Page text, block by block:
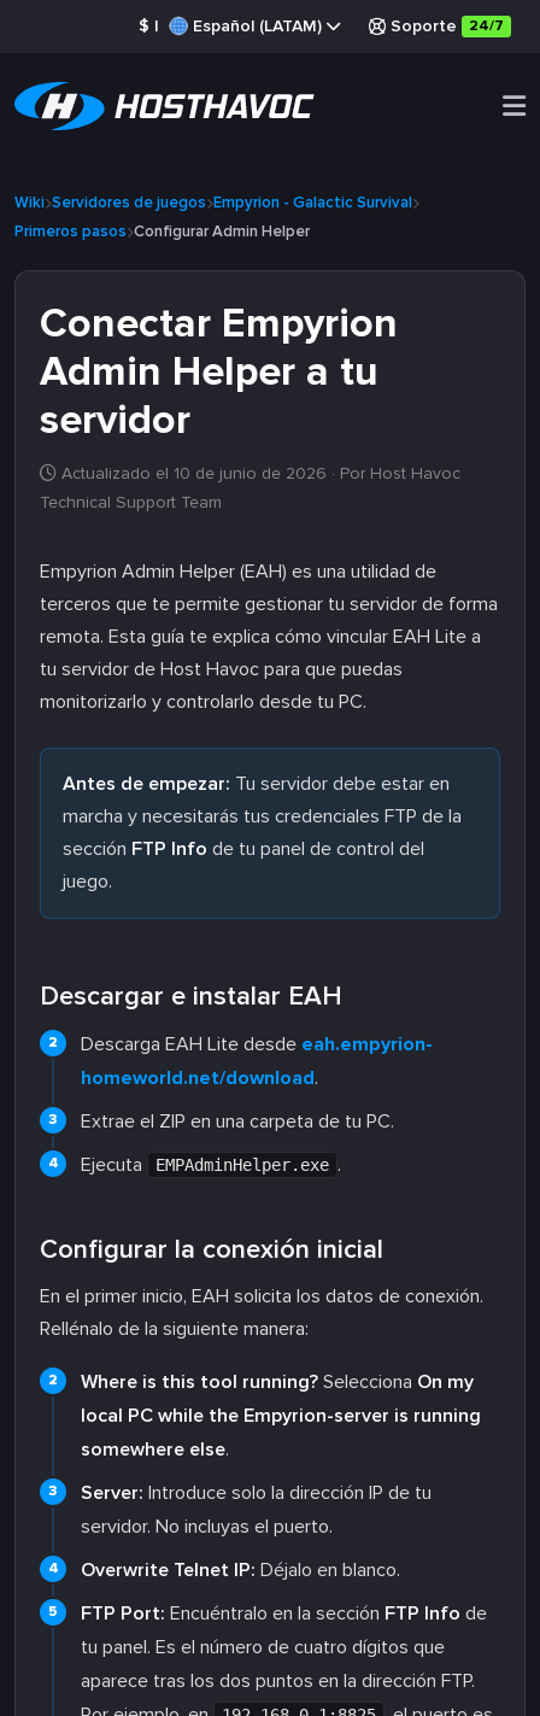
$ | Español (LATAM) Soporte 24/7
Wiki Servidores de juegos Empyrion - Galactic Survival
Primeros pasos Configurar Admin Helper
Conectar Empyrion
Admin Helper a tu
servidor
Actualizado el 10 de junio de 2026 · Por Host Havoc
Technical Support Team
Empyrion Admin Helper (EAH) es una utilidad de
terceros que te permite gestionar tu servidor de forma
remota. Esta guía te explica cómo vincular EAH Lite a
tu servidor de Host Havoc para que puedas
monitorizarlo y controlarlo desde tu PC.
Antes de empezar: Tu servidor debe estar en
marcha y necesitarás tus credenciales FTP de la
sección FTP Info de tu panel de control del
juego.
Descargar e instalar EAH
Descarga EAH Lite desde eah.empyrion-
homeworld.net/download.
Extrae el ZIP en una carpeta de tu PC.
Ejecuta
EMPAdminHelper.exe .
Configurar la conexión inicial
En el primer inicio, EAH solicita los datos de conexión.
Rellénalo de la siguiente manera:
Where is this tool running? Selecciona On my
local PC while the Empyrion-server is running
somewhere else.
Server: Introduce solo la dirección IP de tu
servidor. No incluyas el puerto.
Overwrite Telnet IP: Déjalo en blanco.
FTP Port: Encuéntralo en la sección FTP Info de
tu panel. Es el número de cuatro dígitos que
aparece tras los dos puntos en la dirección FTP.